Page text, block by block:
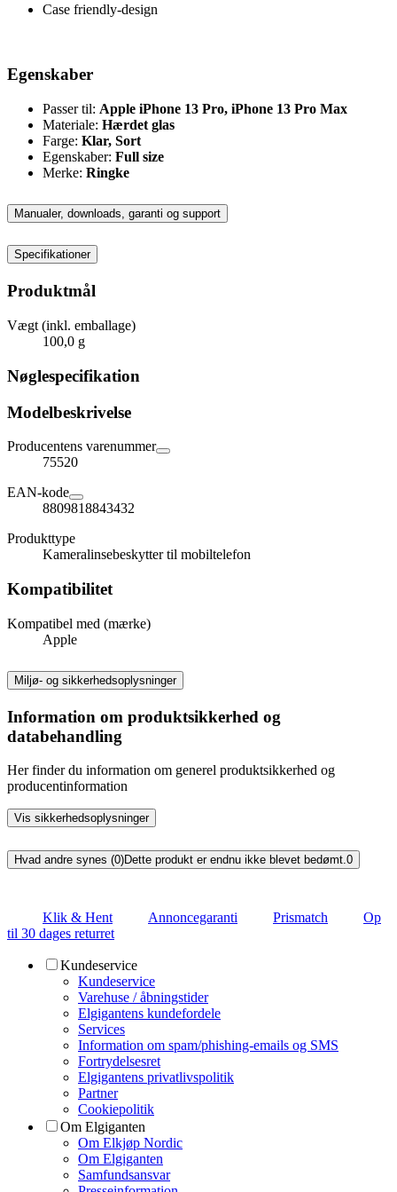
Case friendly-design
Egenskaber
Passer til: Apple iPhone 13 Pro, iPhone 13 Pro Max
Materiale: Hærdet glas
Farge: Klar, Sort
Egenskaber: Full size
Merke: Ringke
Manualer, downloads, garanti og support
Specifikationer
Produktmål
Vægt (inkl. emballage)
100,0 g
Nøglespecifikation
Modelbeskrivelse
Producentens varenummer
75520
EAN-kode
8809818843432
Produkttype
Kameralinsebeskytter til mobiltelefon
Kompatibilitet
Kompatibel med (mærke)
Apple
Miljø- og sikkerhedsoplysninger
Information om produktsikkerhed og
databehandling
Her finder du information om generel produktsikkerhed og
producentinformation
Vis sikkerhedsoplysninger
Hvad andre synes (0)Dette produkt er endnu ikke blevet bedømt.0
Klik & Hent Annoncegaranti Prismatch
Op
til 30 dages returret
Kundeservice
Kundeservice
Varehuse / åbningstider
Elgigantens kundefordele
Services
Information om spam/phishing-emails og SMS
Fortrydelsesret
Elgigantens privatlivspolitik
Partner
Cookiepolitik
Om Elgiganten
Om Elkjøp Nordic
Om Elgiganten
Samfundsansvar